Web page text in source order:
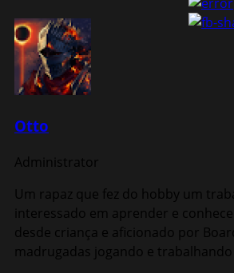
Otto
Administrator
Um rapaz que fez do hobby um
interessado em aprender e
desde criança e aficionado por
madrugadas jogando e